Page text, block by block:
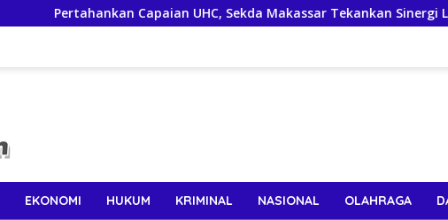
Capaian UHC, Sekda Makassar Tekankan Sinergi Lintas OPD
EKONOMI HUKUM KRIMINAL NASIONAL OLAHRAGA